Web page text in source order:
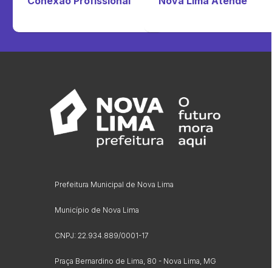
Prefeitura Municipal de Nova Lima
Município de Nova Lima
CNPJ: 22.934.889/0001-17
Praça Bernardino de Lima, 80 - Nova Lima, MG